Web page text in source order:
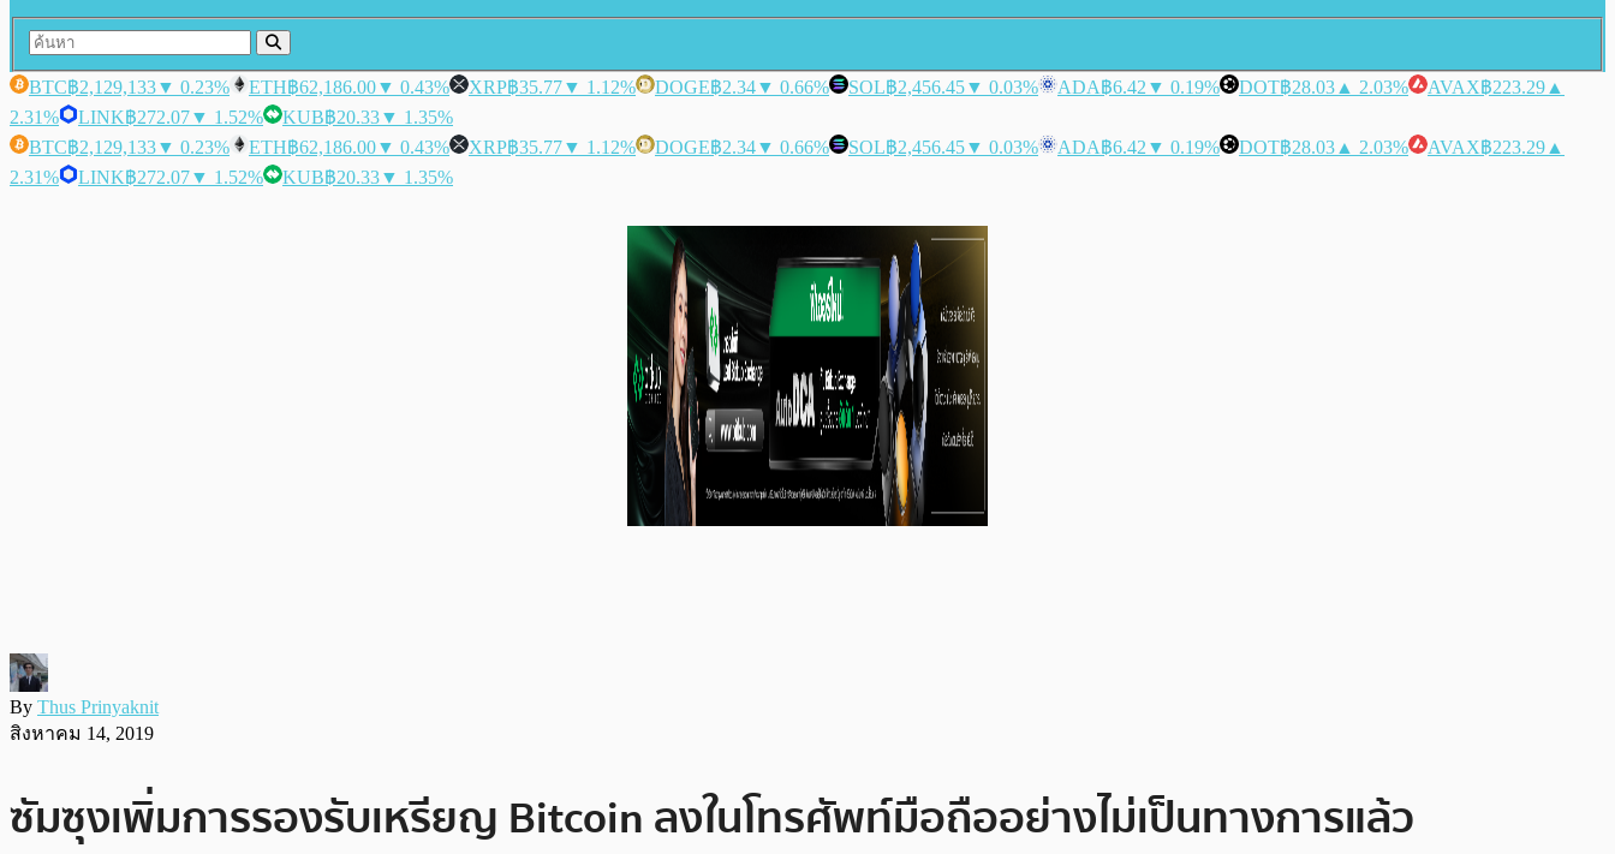
BTC฿2,129,133▼ 0.23% ETH฿62,186.00▼ 0.43% XRP฿35.77▼ 1.12% DOGE฿2.34▼ 0.66% SOL฿2,456.45▼ 0.03% ADA฿6.42 ▼ 0.19% DOT฿28.03 ▲ 2.03% AVAX฿223.29 ▲
2.31%
LINK฿272.07▼ 1.52% KUB฿20.33▼ 1.35%
BTC฿2,129,133▼ 0.23% ETH฿62,186.00▼ 0.43% XRP฿35.77▼ 1.12% DOGE฿2.34▼ 0.66% SOL฿2,456.45▼ 0.03% ADA฿6.42 ▼ 0.19% DOT฿28.03 ▲ 2.03% AVAX฿223.29 ▲
2.31%
LINK฿272.07▼ 1.52% KUB฿20.33▼ 1.35%
By Thus Prinyaknit
สิงหาคม 14, 2019
ซัมซุงเพิ่มการรองรับเหรียญ Bitcoin ลงในโทรศัพท์มือถืออย่างไม่เป็นทางการแล้ว